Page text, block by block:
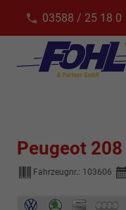
03588 / 25 18 0
Peugeot 208
Fahrzeugnr.: 103606